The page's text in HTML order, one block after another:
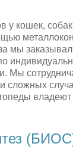
кошек,
мы
Мы
сложных